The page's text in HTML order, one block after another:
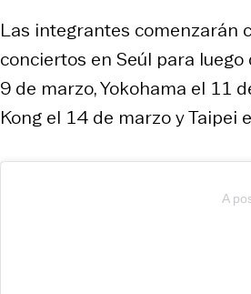
Las integrantes comenzarán
conciertos en Seúl para
9 de marzo, Yokohama el 11
Kong el 14 de marzo y Taipei